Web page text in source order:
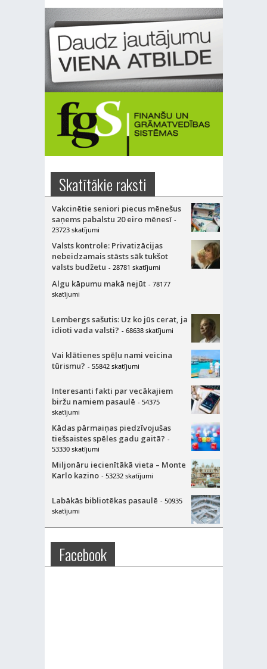
Skatītākie raksti
Vakcinētie seniori piecus mēnešus
saņems pabalstu 20 eiro mēnesī -
23723 skatījumi
Valsts kontrole: Privatizācijas
nebeidzamais stāsts sāk tukšot
valsts budžetu - 28781 skatījumi
Algu kāpumu makā nejūt - 78177
skatījumi
Lembergs sašutis: Uz ko jūs cerat, ja
idioti vada valsti? - 68638 skatījumi
Vai klātienes spēļu nami veicina
tūrismu? - 55842 skatījumi
Interesanti fakti par vecākajiem
biržu namiem pasaulē - 54375
skatījumi
Kādas pārmaiņas piedzīvojušas
tiešsaistes spēles gadu gaitā? -
53330 skatījumi
Miljonāru iecienītākā vieta – Monte
Karlo kazino - 53232 skatījumi
Labākās bibliotēkas pasaulē - 50935
skatījumi
Facebook